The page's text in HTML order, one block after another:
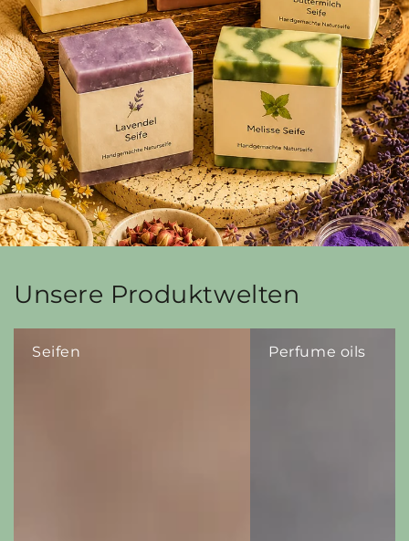
Unsere Produktwelten
Seifen Perfume oils